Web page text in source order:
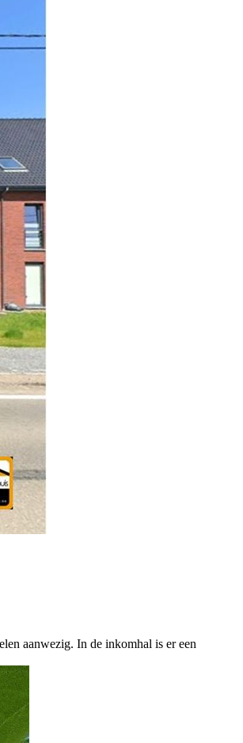
aanwezig. In de inkomhal is er een